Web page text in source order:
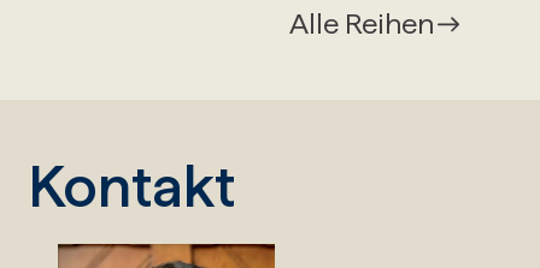
Alle Reihen
Kontakt